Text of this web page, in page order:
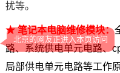
扰等。
★ 笔记本电脑维修模块：
路、系统供电单元电路、
局部供电单元电路等工作